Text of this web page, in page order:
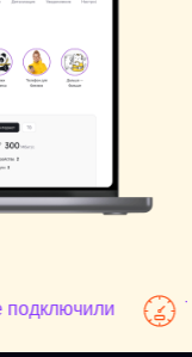
подключили